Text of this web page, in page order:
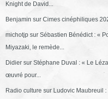
Knight de David...
Benjamin sur Cimes cinéphiliques
michotjpsur Sébastien Bénédict : «
Miyazaki, le remède...
Didiersur Stéphane Duval : « Le
œuvré pour...
Radio culture sur Ludovic Maubreuil :